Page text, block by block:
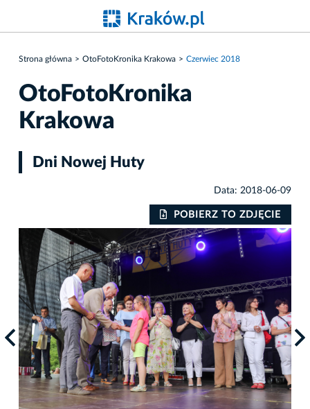
Strona główna OtoFotoKronika Krakowa Czerwiec 2018
OtoFotoKronika
Krakowa
Dni Nowej Huty
Data: 2018-06-09
POBIERZ TO ZDJĘCIE